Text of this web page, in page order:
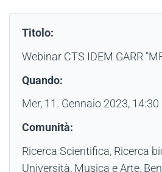
Titolo:
Webinar CTS IDEM GARR
Quando:
Mer, 11. Gennaio 2023, 14:30
Comunità:
Ricerca Scientifica, Ricerca
Università, Musica e Arte,